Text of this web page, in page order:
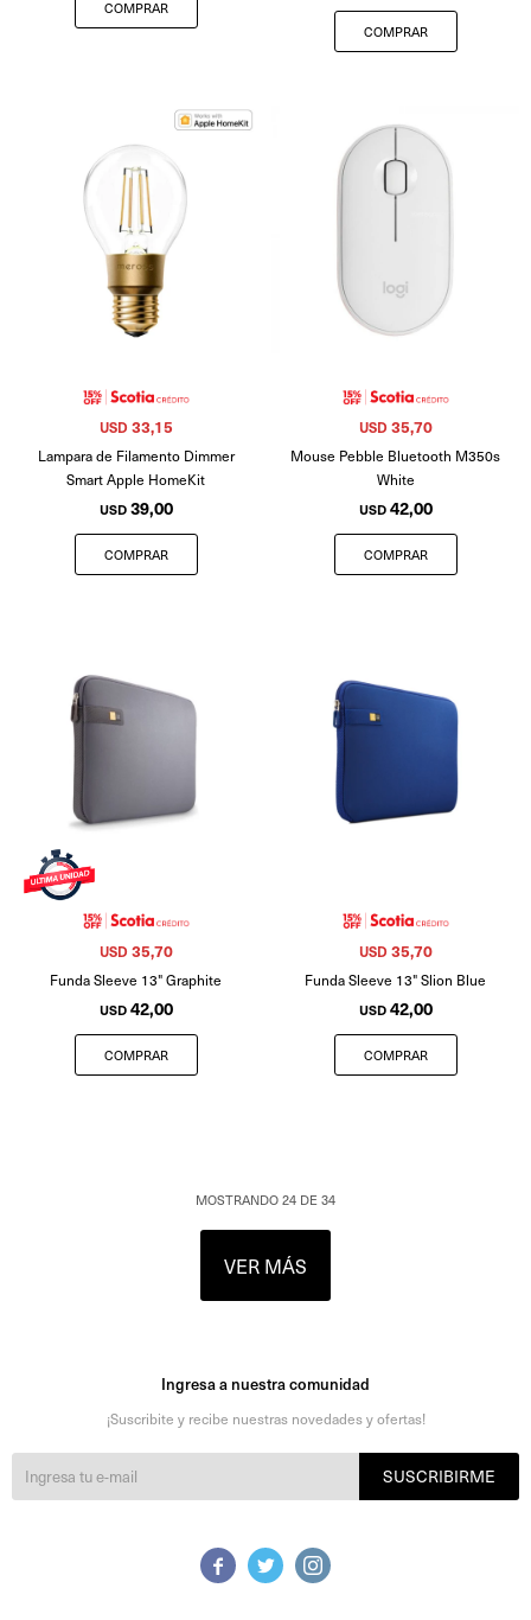
Lampara de Filamento Dimmer
Smart Apple HomeKit
USD 39,00
USD 33,15
Mouse Pebble Bluetooth M350s
White
USD 42,00
USD 35,70
Funda Sleeve 13" Graphite
USD 42,00
USD 35,70
Funda Sleeve 13" Slion Blue
USD 42,00
USD 35,70
MOSTRANDO24 DE34
VER MÁS
  
Ingresa a nuestra comunidad
¡Suscribite y recibe nuestras novedades y ofertas!
SUSCRIBIRME